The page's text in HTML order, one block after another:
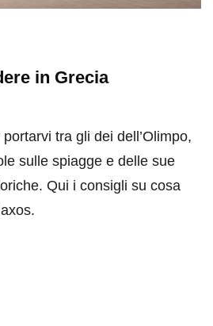
in Grecia
tra gli dei dell’Olimpo,
sulle spiagge e delle sue
Qui i consigli su cosa